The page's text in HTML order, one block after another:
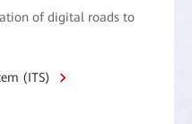
of digital roads to
(ITS)